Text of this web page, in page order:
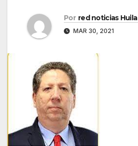
Por red noticias Huila
MAR 30, 2021